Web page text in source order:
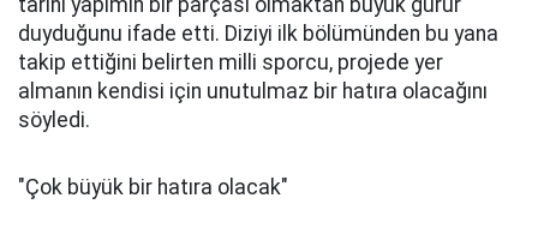
duyduğunu ifade etti. Diziyi ilk bölümünden bu yana
takip ettiğini belirten milli sporcu, projede yer
almanın kendisi için unutulmaz bir hatıra olacağını
söyledi.
"Çok büyük bir hatıra olacak"